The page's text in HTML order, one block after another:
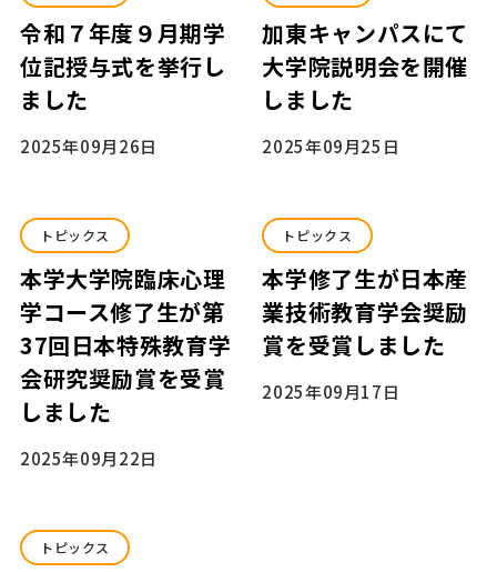
令和７年度９月期学
位記授与式を挙行し
ました
2025年09月26日
加東キャンパスにて
大学院説明会を開催
しました
2025年09月25日
トピックス
本学大学院臨床心理
学コース修了生が第
37回日本特殊教育学
会研究奨励賞を受賞
しました
2025年09月22日
トピックス
本学修了生が日本産
業技術教育学会奨励
賞を受賞しました
2025年09月17日
トピックス